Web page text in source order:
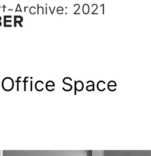
Archive: 2021
Space